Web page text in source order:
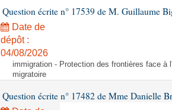
Question écrite n° 17539 de M. Guillaume
Date de
dépôt :
04/08/2026
immigration - Protection des frontières face
migratoire
Question écrite n° 17482 de Mme Danielle